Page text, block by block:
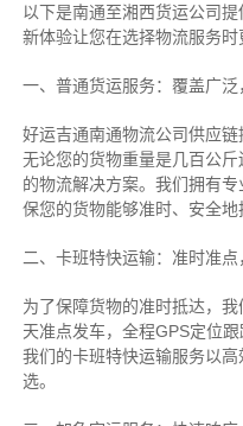
以下是南通至湘西货运公司
新体验让您在选择物流服务时
一、普通货运服务：覆盖广泛
好运吉通南通物流公司供应链
无论您的货物重量是几百公
的物流解决方案。我们拥有
保您的货物能够准时、安全地
二、卡班特快运输：准时准
为了保障货物的准时抵达，
天准点发车，全程GPS定位
我们的卡班特快运输服务以
选。